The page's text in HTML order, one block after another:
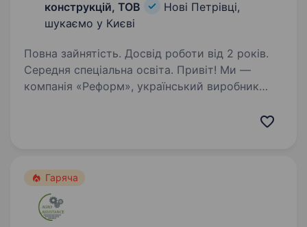
конструкцій, ТОВ
Нові Петрівці,
шукаємо у Києві
Повна зайнятість. Досвід роботи від 2 років.
Середня спеціальна освіта. Привіт! Ми —
компанія «Реформ», український виробник
техніка…
Гаряча